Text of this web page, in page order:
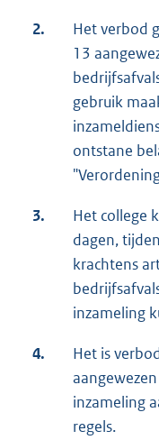
2.
Het verbod
13
gebruik
ontstane
3.
Het college
dagen,
krachtens
inzameling
4.
Het is
inzameling
regels.